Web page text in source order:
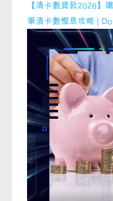
【清卡數貸款2026】
筆清卡數慳息攻略 |